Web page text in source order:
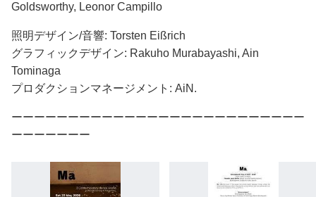
Goldsworthy, Leonor Campillo
照明デザイン/音響: Torsten Eißrich
グラフィックデザイン: Rakuho Murabayashi, Ain
Tominaga
プロダクションマネージメント: AiN.
ーーーーーーーーーーーーーーーーーーーーーーーーーー
ーーーーーーー